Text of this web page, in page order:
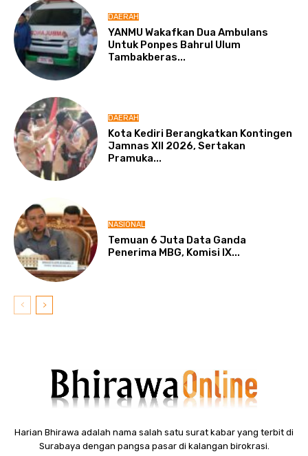
DAERAH
YANMU Wakafkan Dua Ambulans
Untuk Ponpes Bahrul Ulum
Tambakberas...
DAERAH
Kota Kediri Berangkatkan Kontingen
Jamnas XII 2026, Sertakan
Pramuka...
NASIONAL
Temuan 6 Juta Data Ganda
Penerima MBG, Komisi IX...
Harian Bhirawa adalah nama salah satu surat kabar yang terbit di
Surabaya dengan pangsa pasar di kalangan birokrasi.